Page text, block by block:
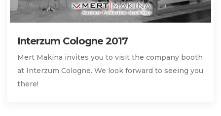
Interzum Cologne 2017
Mert Makina invites you to visit the company booth
at Interzum Cologne. We look forward to seeing you
there!